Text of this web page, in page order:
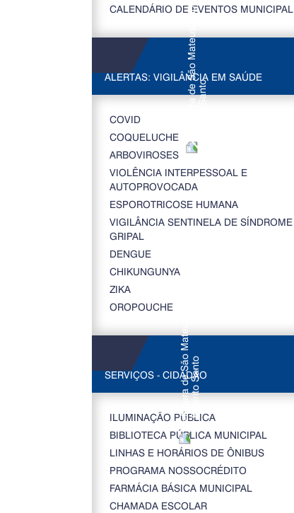
CALENDÁRIO DE EVENTOS MUNICIPAL
ALERTAS: VIGILÂNCIA EM SAÚDE
COVID
COQUELUCHE
ARBOVIROSES
VIOLÊNCIA INTERPESSOAL E
AUTOPROVOCADA
ESPOROTRICOSE HUMANA
VIGILÂNCIA SENTINELA DE SÍNDROME
GRIPAL
DENGUE
CHIKUNGUNYA
ZIKA
OROPOUCHE
SERVIÇOS - CIDADÃO
ILUMINAÇÃO PÚBLICA
BIBLIOTECA PÚBLICA MUNICIPAL
LINHAS E HORÁRIOS DE ÔNIBUS
PROGRAMA NOSSOCRÉDITO
FARMÁCIA BÁSICA MUNICIPAL
CHAMADA ESCOLAR